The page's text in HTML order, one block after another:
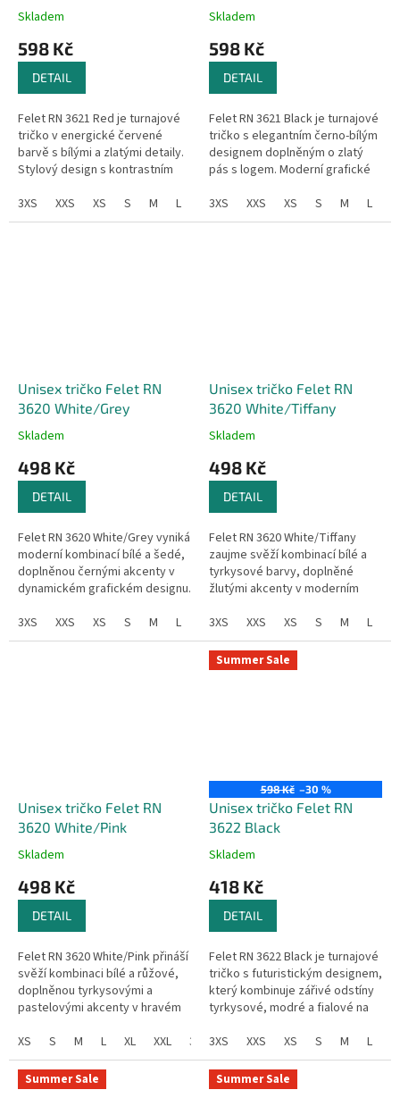
Skladem
598 Kč
DETAIL
Felet RN 3621 Red je turnajové
tričko v energické červené
barvě s bílými a zlatými detaily.
Stylový design s kontrastním
vzory dodává tričku dynamiku...
3XS XXS XS S M L XL 3XL 4XL
Skladem
598 Kč
DETAIL
Felet RN 3621 Black je turnajové
tričko s elegantním černo-bílým
designem doplněným o zlatý
pás s logem. Moderní grafické
vzhled, který zaujme na...
3XS XXS XS S M L
Unisex tričko Felet RN
3620 White/Grey
Skladem
498 Kč
DETAIL
Felet RN 3620 White/Grey vyniká
moderní kombinací bílé a šedé,
doplněnou černými akcenty v
dynamickém grafickém designu.
nádechem originality.
3XS XXS XS S M L XL 3XL 4XL
Unisex tričko Felet RN
3620 White/Tiffany
Skladem
498 Kč
DETAIL
Felet RN 3620 White/Tiffany
zaujme svěží kombinací bílé a
tyrkysové barvy, doplněné
žlutými akcenty v moderním
turnajové tričko, které
okamžitě...
3XS XXS XS S M L
Unisex tričko Felet RN
3620 White/Pink
Skladem
498 Kč
DETAIL
Felet RN 3620 White/Pink přináší
svěží kombinaci bílé a růžové,
doplněnou tyrkysovými a
pastelovými akcenty v hravém
výrazné tričko, které upoutá...
XS S M L XL XXL 3XL 4XL
Summer Sale
598 Kč –30 %
Unisex tričko Felet RN
3622 Black
Skladem
418 Kč
DETAIL
Felet RN 3622 Black je turnajové
tričko s futuristickým designem,
který kombinuje zářivé odstíny
tyrkysové, modré a fialové na
geometrické vzory...
3XS XXS XS S M L
Summer Sale Summer Sale